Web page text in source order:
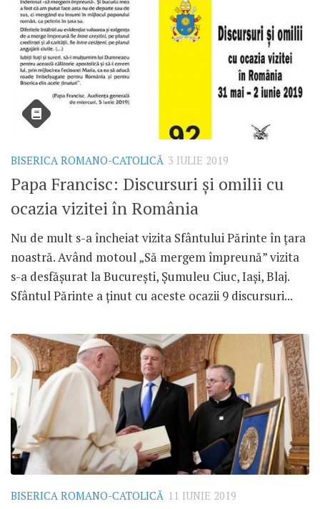
BISERICA ROMANO-CATOLICĂ 3 IULIE 2019
Papa Francisc: Discursuri și omilii cu
ocazia vizitei în România
Nu de mult s-a încheiat vizita Sfântului Părinte în țara
noastră. Având motoul „Să mergem împreună” vizita
s-a desfășurat la București, Șumuleu Ciuc, Iași, Blaj.
Sfântul Părinte a ținut cu aceste ocazii 9 discursuri...
BISERICA ROMANO-CATOLICĂ 11 IUNIE 2019